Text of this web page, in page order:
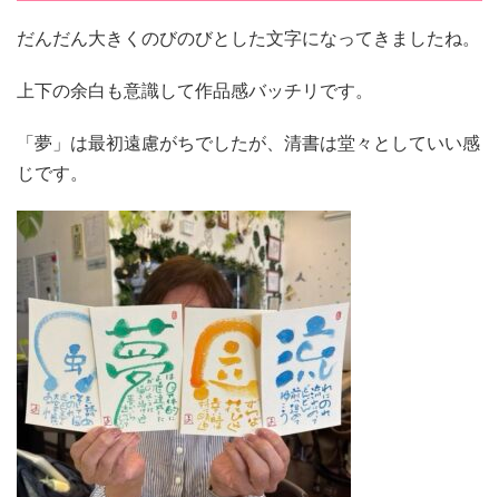
だんだん大きくのびのびとした文字になってきましたね。
上下の余白も意識して作品感バッチリです。
「夢」は最初遠慮がちでしたが、清書は堂々としていい感
じです。